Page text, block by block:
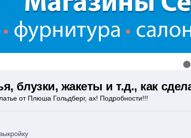
блузки, жакеты и т.д., как
от Плюша Гольдберг, ах! Подробности!!!